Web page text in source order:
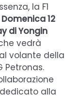
la F1
Domenica 12
di Yongin
vedrà
volante della
Petronas.
alla